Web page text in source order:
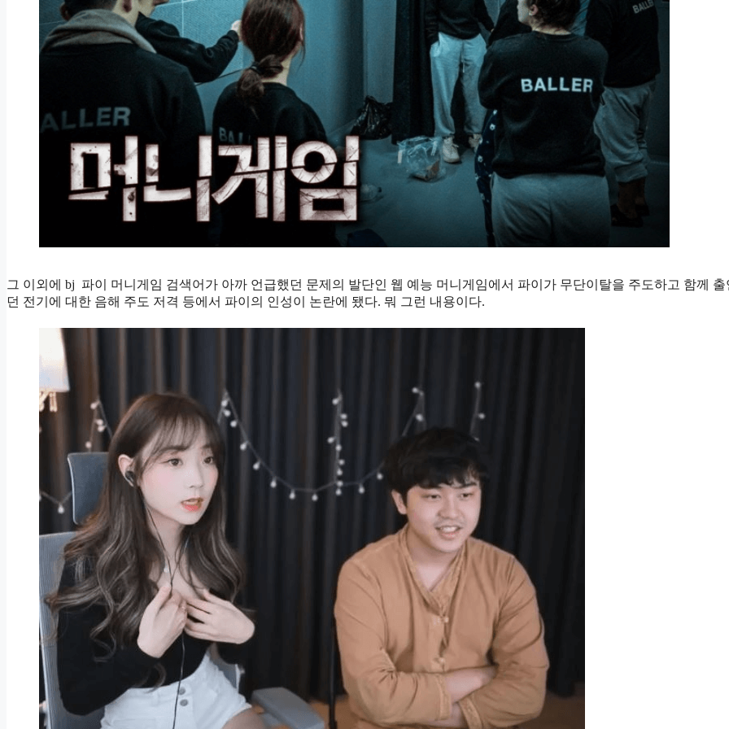
그 이외에 bj 파이 머니게임 검색어가 아까 언급했던 문제의 발단인 웹 예능 머니게임에서 파이가 무단이탈을 주도하고 함께 출
던 전기에 대한 음해 주도 저격 등에서 파이의 인성이 논란에 됐다. 뭐 그런 내용이다.